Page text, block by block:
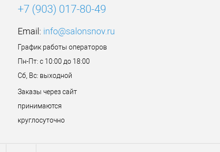
+7 (903) 017-80-49
Email: info@salonsnov.ru
График работы операторов
Пн-Пт: с 10:00 до 18:00
Сб, Вс: выходной
Заказы через сайт
принимаются
круглосуточно